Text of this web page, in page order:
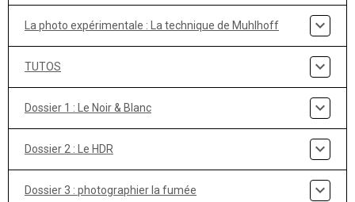
La photo expérimentale : La technique de Muhlhoff
TUTOS
Dossier 1 : Le Noir & Blanc
Dossier 2 : Le HDR
Dossier 3 : photographier la fumée